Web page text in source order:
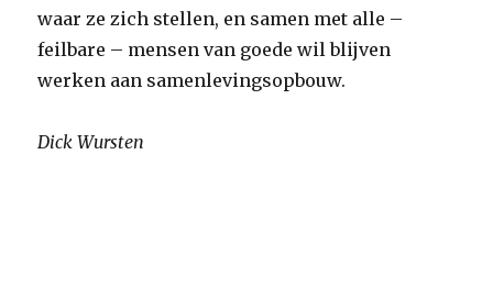
waar ze zich stellen, en samen met alle –
feilbare – mensen van goede wil blijven
werken aan samenlevingsopbouw.
Dick Wursten